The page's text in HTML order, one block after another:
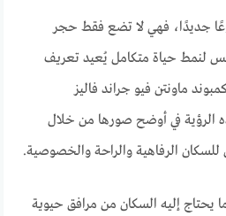
جديدًا، فهي لا تضع فقط حجر
لنمط حياة متكامل يُعيد تعريف
ماونتن فيو جراند فاليز
الرؤية في أوضح صورها من خلال
الرفاهية والراحة والخصوصية.
يحتاج إليه السكان من مرافق حيوية